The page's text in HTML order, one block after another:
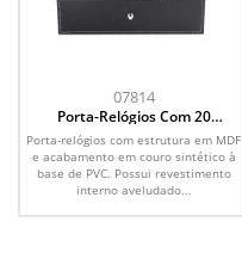
07814
Porta-Relógios Com 20
Porta-relógios com estrutura em MDF
e acabamento em couro sintético à
base de PVC. Possui revestimento
interno aveludado...